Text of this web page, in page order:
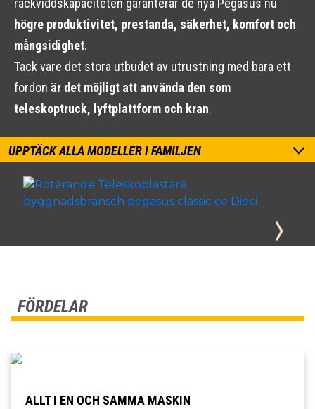
räckviddskapaciteten garanterar de nya Pegasus nu
högre produktivitet, prestanda, säkerhet, komfort och
mångsidighet.
Tack vare det stora utbudet av utrustning med bara ett
fordon är det möjligt att använda den som
teleskoptruck, lyftplattform och kran.
UPPTÄCK ALLA MODELLER I FAMILJEN
FÖRDELAR
ALLT I EN OCH SAMMA MASKIN